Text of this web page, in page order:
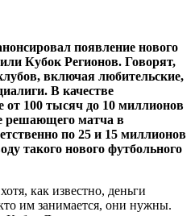
появление нового
Кубок Регионов. Говорят,
включая любительские,
В качестве
100 тысяч до 10 миллионов
решающего матча в
по 25 и 15 миллионов
такого нового футбольного
как известно, деньги
им занимается, они нужны.